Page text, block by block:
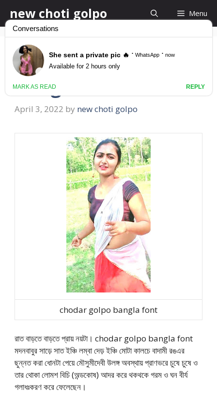
to
content
new choti golpo Menu
chodar golpo
bangla font
April 3, 2022 by new choti golpo
chodar golpo bangla font
রাত বাড়তে বাড়তে প্রায় নয়টা। chodar golpo bangla font
মদনবাবুর সাড়ে সাত ইঞ্চি লম্বা দেড় ইঞ্চি মোটা কালচে বাদামী রঙএর
ছুন্নত করা ধোনটা পেয়ে মৌসুমীদেবী উলঙ্গ অবস্থায় প্রাণভরে চুষে চুষে ও
তার থোকা লোমশ বিচি (অন্ডকোষ) আদর করে থকথকে গরম ও ঘন বীর্য
গলাধঃকরণ করে ফেলেছেন।